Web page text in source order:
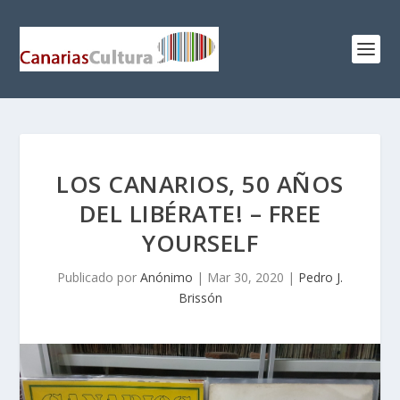
LOS CANARIOS, 50 AÑOS
DEL LIBÉRATE! – FREE
YOURSELF
Publicado por Anónimo | Mar 30, 2020 | Pedro J.
Brissón